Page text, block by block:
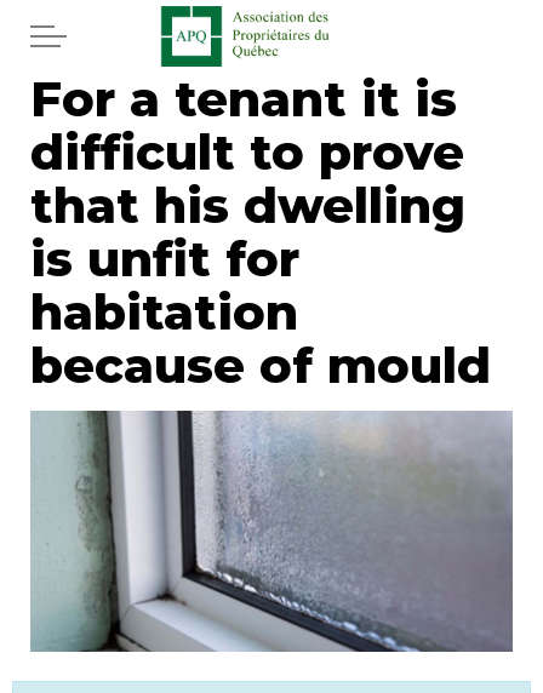
Skip to main content
Home
Services
News
Newspaper
Word of the editor
Legal
Real estate
Regulation
Condo
For a tenant it is
difficult to prove
that his dwelling
is unfit for
habitation
because of mould